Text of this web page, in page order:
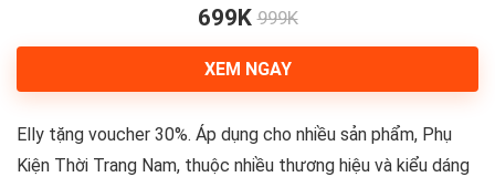
699K 999K
XEM NGAY
Elly tặng voucher 30%. Áp dụng cho nhiều sản phẩm, Phụ
Kiện Thời Trang Nam, thuộc nhiều thương hiệu và kiểu dáng